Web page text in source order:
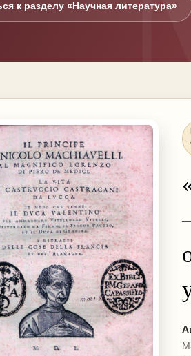
к разделу «Научная литература»